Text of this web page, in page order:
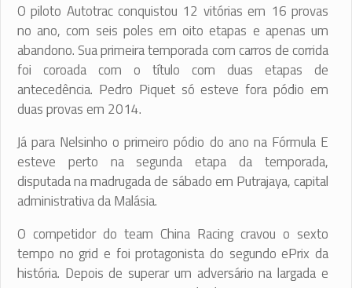
O piloto Autotrac conquistou 12 vitórias em 16 provas
no ano, com seis poles em oito etapas e apenas um
abandono. Sua primeira temporada com carros de corrida
foi coroada com o título com duas etapas de
antecedência. Pedro Piquet só esteve fora pódio em
duas provas em 2014.
Já para Nelsinho o primeiro pódio do ano na Fórmula E
esteve perto na segunda etapa da temporada,
disputada na madrugada de sábado em Putrajaya, capital
administrativa da Malásia.
O competidor do team China Racing cravou o sexto
tempo no grid e foi protagonista do segundo ePrix da
história. Depois de superar um adversário na largada e